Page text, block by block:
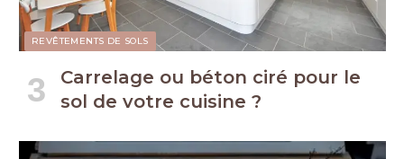
REVÊTEMENTS DE SOLS
Carrelage ou béton ciré pour le
sol de votre cuisine ?